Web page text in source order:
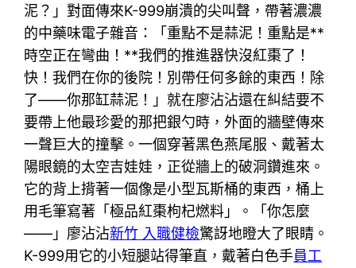
泥？」對面傳來K-999崩潰的尖叫聲，帶著濃濃
的中藥味電子雜音：「重點不是蒜泥！重點是**
時空正在彎曲！**我們的推進器快沒紅棗了！
快！我們在你的後院！別帶任何多餘的東西！除
了——你那缸蒜泥！」就在廖沾沾還在糾結要不
要帶上他最珍愛的那把銀勺時，外面的牆壁傳來
一聲巨大的撞擊。一個穿著黑色燕尾服、戴著太
陽眼鏡的太空吉娃娃，正從牆上的破洞鑽進來。
它的背上揹著一個像是小型瓦斯桶的東西，桶上
用毛筆寫著「極品紅棗枸杞燃料」。「你怎麼
——」廖沾沾新竹 入職健檢驚訝地瞪大了眼睛。
K-999用它的小短腿站得筆直，戴著白色手員工